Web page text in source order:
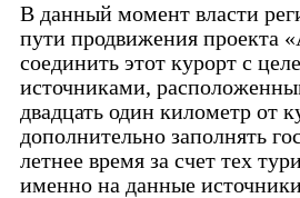
В данный момент власти
пути продвижения проекта
соединить этот курорт с
источниками,
двадцать один километр от
дополнительно заполнять
летнее время за счет тех
именно на данные